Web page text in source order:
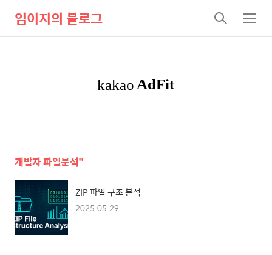
임이지의 블로그
검
색
메
뉴
개발자 파일분석"
ZIP 파일 구조 분석
2025.05.29